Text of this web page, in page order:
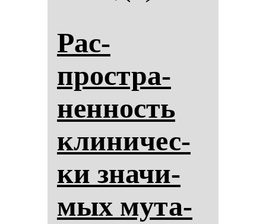
Рас­
простра­
нен­ность
кли­ни­чес­
ки зна­чи­
мых му­та­